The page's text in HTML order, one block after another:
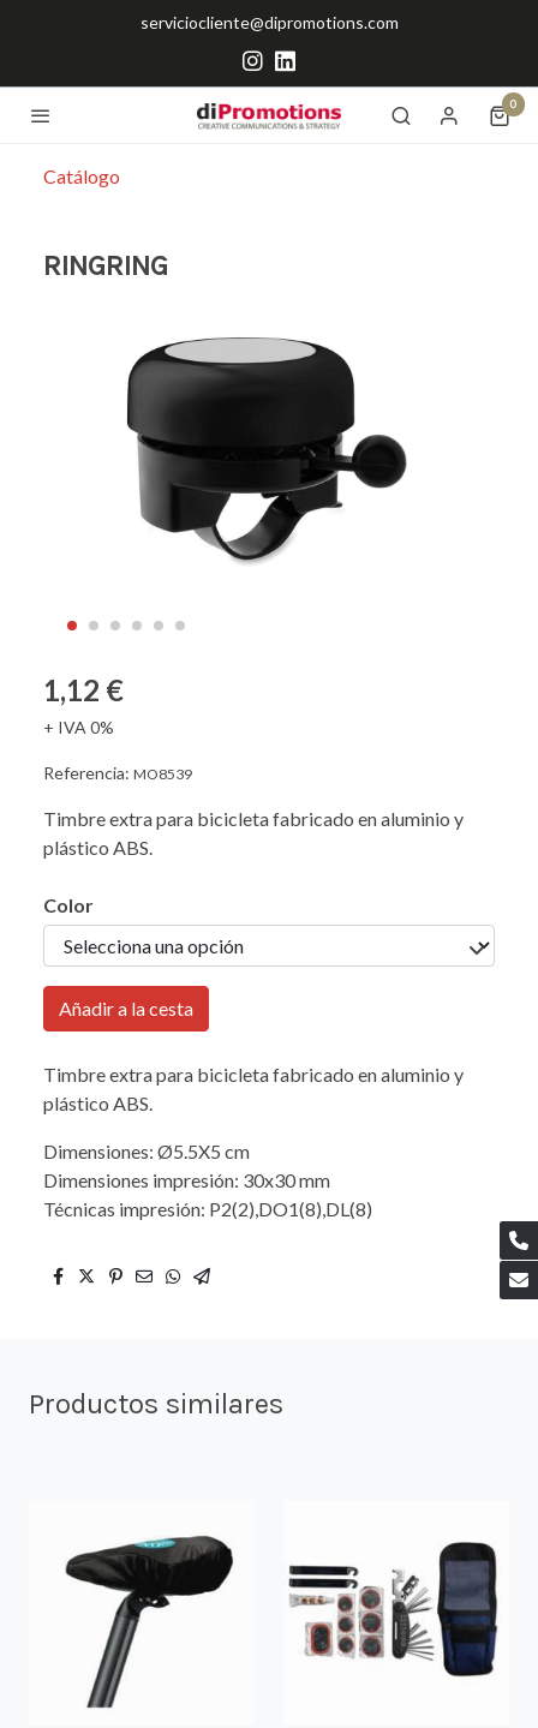
serviciocliente@dipromotions.com
0
Catálogo
RINGRING
1,12 €
+ IVA 0%
Referencia: MO8539
Timbre extra para bicicleta fabricado en aluminio y
plástico ABS.
Color
Añadir a la cesta
Timbre extra para bicicleta fabricado en aluminio y
plástico ABS.
Dimensiones: Ø5.5X5 cm
Dimensiones impresión: 30x30 mm
Técnicas impresión: P2(2),DO1(8),DL(8)
Productos similares